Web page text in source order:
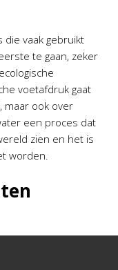
vaak gebruikt
te gaan, zeker
voetafdruk gaat
maar ook over
een proces dat
zien en het is
worden.